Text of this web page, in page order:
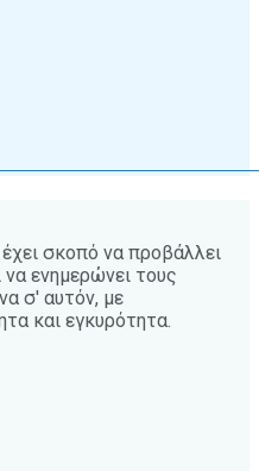
έχει σκοπό να προβάλλει
ενημερώνει τους
σ' αυτόν, με
και εγκυρότητα.